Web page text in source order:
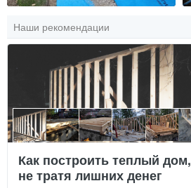
Наши рекомендации
Как построить теплый дом,
не тратя лишних денег